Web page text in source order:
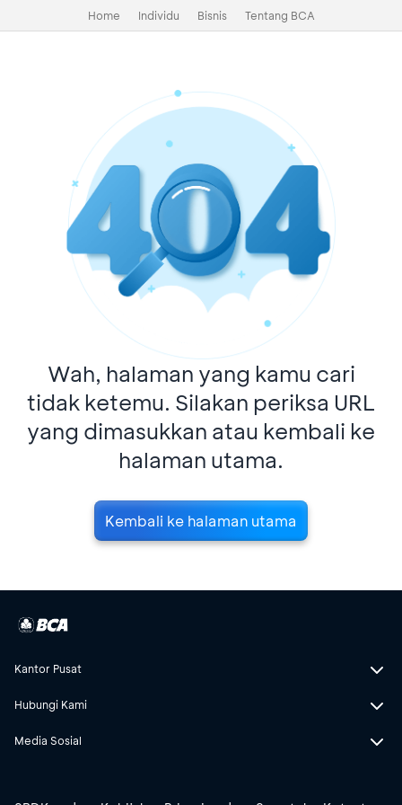
Home Individu Bisnis Tentang BCA
Wah, halaman yang kamu cari
tidak ketemu. Silakan periksa URL
yang dimasukkan atau kembali ke
halaman utama.
Kembali ke halaman utama
Kantor Pusat
Hubungi Kami
Media Sosial